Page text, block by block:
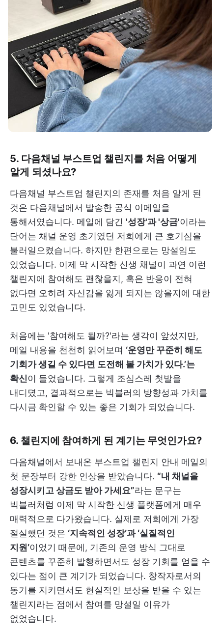
5. 다음채널 부스트업 챌린지를 처음 어떻게
알게 되셨나요?
다음채널 부스트업 챌린지의 존재를 처음 알게 된
것은 다음채널에서 발송한 공식 이메일을
통해서였습니다. 메일에 담긴 '성장'과 '상금'이라는
단어는 채널 운영 초기였던 저희에게 큰 호기심을
불러일으켰습니다. 하지만 한편으로는 망설임도
있었습니다. 이제 막 시작한 신생 채널이 과연 이런
챌린지에 참여해도 괜찮을지, 혹은 반응이 전혀
없다면 오히려 자신감을 잃게 되지는 않을지에 대한
고민도 있었습니다.
처음에는 '참여해도 될까?'라는 생각이 앞섰지만,
메일 내용을 천천히 읽어보며 ‘운영만 꾸준히 해도
기회가 생길 수 있다면 도전해 볼 가치가 있다.’는
확신이 들었습니다. 그렇게 조심스레 첫발을
내디뎠고, 결과적으로는 빅블러의 방향성과 가치를
다시금 확인할 수 있는 좋은 기회가 되었습니다.
6. 챌린지에 참여하게 된 계기는 무엇인가요?
다음채널에서 보내온 부스트업 챌린지 안내 메일의
첫 문장부터 강한 인상을 받았습니다. “내 채널을
성장시키고 상금도 받아 가세요”라는 문구는
빅블러처럼 이제 막 시작한 신생 플랫폼에게 매우
매력적으로 다가왔습니다. 실제로 저희에게 가장
절실했던 것은 ‘지속적인 성장’과 ‘실질적인
지원’이었기 때문에, 기존의 운영 방식 그대로
콘텐츠를 꾸준히 발행하면서도 성장 기회를 얻을 수
있다는 점이 큰 계기가 되었습니다. 창작자로서의
동기를 지키면서도 현실적인 보상을 받을 수 있는
챌린지라는 점에서 참여를 망설일 이유가
없었습니다.